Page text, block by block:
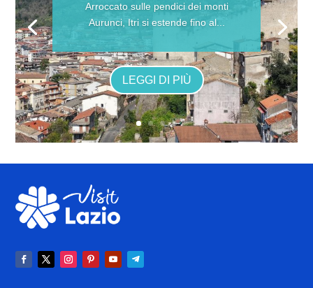
Arroccato sulle pendici dei monti
Aurunci, Itri si estende fino al...
LEGGI DI PIÙ